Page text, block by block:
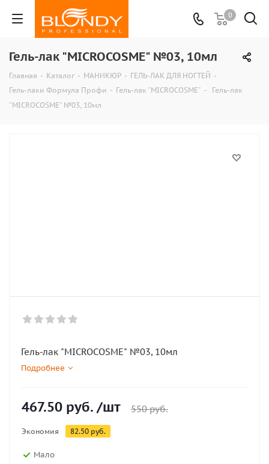
0
Гель-лак "MICROCOSME" №03, 10мл
Главная - Каталог - МАНИКЮР - ГЕЛЬ-ЛАК ДЛЯ НОГТЕЙ -
Гель-лаки Формула Профи - Гель-лак "MICROCOSME" -
Гель-лак
"MICROCOSME" №03, 10мл
Гель-лак "MICROCOSME" №03, 10мл
Подробнее
467.50 руб. /шт 550руб.
Экономия 82.50 руб.
Мало